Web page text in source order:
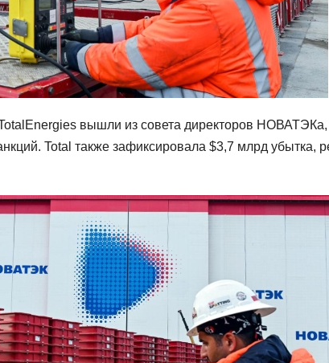
вышли из совета директоров НОВАТЭКа,
Total также зафиксировала $3,7 млрд убытка,